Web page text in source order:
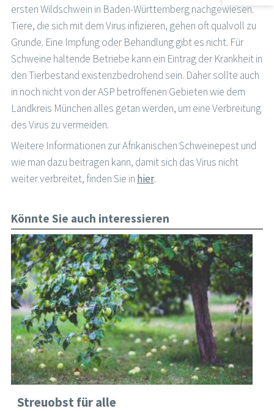
ersten Wildschwein in Baden-Württemberg nachgewiesen.
Tiere, die sich mit dem Virus infizieren, gehen oft qualvoll zu
Grunde. Eine Impfung oder Behandlung gibt es nicht. Für
Schweine haltende Betriebe kann ein Eintrag der Krankheit in
den Tierbestand existenzbedrohend sein. Daher sollte auch
in noch nicht von der ASP betroffenen Gebieten wie dem
Landkreis München alles getan werden, um eine Verbreitung
des Virus zu vermeiden.
Weitere Informationen zur Afrikanischen Schweinepest und
wie man dazu beitragen kann, damit sich das Virus nicht
weiter verbreitet, finden Sie in hier.
Könnte Sie auch interessieren
Streuobst für alle